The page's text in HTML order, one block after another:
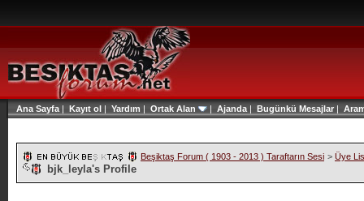
Ana Sayfa | Kayıt ol | Yardım | Ortak Alan | Ajanda | Bugünkü Mesajlar|
Beşiktaş Forum ( 1903 - 2013 ) Taraftarın Sesi > Üye
bjk_leyla's Profile